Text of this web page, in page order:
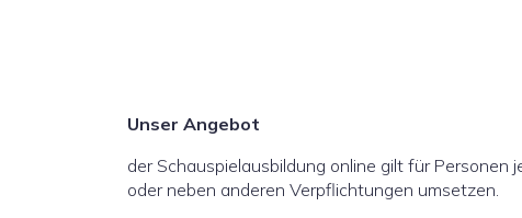
Unser Angebot
der Schauspielausbildung online gilt für
oder neben anderen Verpflichtungen umsetzen.